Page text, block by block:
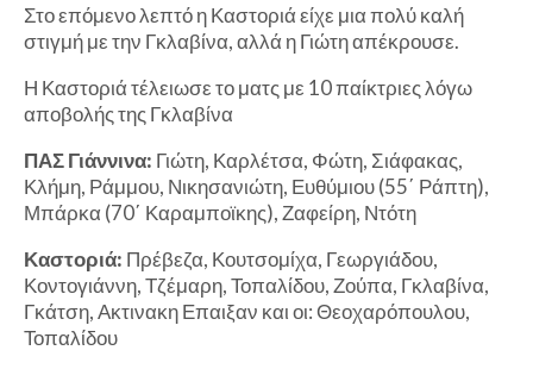
Στο επόμενο λεπτό η Καστοριά είχε μια πολύ καλή
στιγμή με την Γκλαβίνα, αλλά η Γιώτη απέκρουσε.
Η Καστοριά τέλειωσε το ματς με 10 παίκτριες λόγω
αποβολής της Γκλαβίνα
ΠΑΣ Γιάννινα: Γιώτη, Καρλέτσα, Φώτη, Σιάφακας,
Κλήμη, Ράμμου, Νικησανιώτη, Ευθύμιου (55΄ Ράπτη),
Μπάρκα (70΄ Καραμποϊκης), Ζαφείρη, Ντότη
Καστοριά: Πρέβεζα, Κουτσομίχα, Γεωργιάδου,
Κοντογιάννη, Τζέμαρη, Τοπαλίδου, Ζούπα, Γκλαβίνα,
Γκάτση, Ακτινακη Επαιξαν και οι: Θεοχαρόπουλου,
Τοπαλίδου